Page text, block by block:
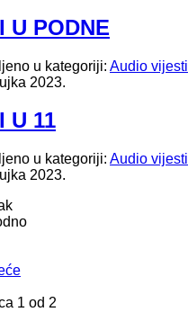
U PODNE
u kategoriji: Audio vijesti
2023.
U 11
u kategoriji: Audio vijesti
2023.
1 od 2